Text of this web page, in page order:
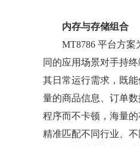
内存与存储组合
MT8786 平台方案为
同的应用场景对手持
其日常运行需求，既
量的商品信息、订单
程序而不卡顿，海量
精准匹配不同行业、不